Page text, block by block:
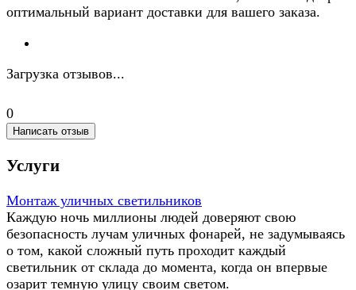
оптимальный вариант доставки для вашего заказа.
Загрузка отзывов...
0
Написать отзыв
Услуги
Монтаж уличных светильников
Каждую ночь миллионы людей доверяют свою
безопасность лучам уличных фонарей, не задумываясь
о том, какой сложный путь проходит каждый
светильник от склада до момента, когда он впервые
озарит темную улицу своим светом.